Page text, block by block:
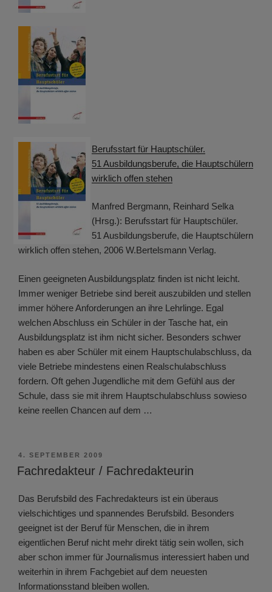
Berufsstart für Hauptschüler.
51 Ausbildungsberufe, die Hauptschülern
wirklich offen stehen
Manfred Bergmann, Reinhard Selka
(Hrsg.): Berufsstart für Hauptschüler.
51 Ausbildungsberufe, die Hauptschülern
wirklich offen stehen, 2006 W.Bertelsmann Verlag.
Einen geeigneten Ausbildungsplatz finden ist nicht leicht.
Immer weniger Betriebe sind bereit auszubilden und stellen
immer höhere Anforderungen an ihre Lehrlinge. Egal
welchen Abschluss ein Schüler in der Tasche hat, ein
Ausbildungsplatz ist ihm nicht sicher. Besonders schwer
haben es aber Schüler mit einem Hauptschulabschluss, da
viele Betriebe mindestens einen Realschulabschluss
fordern. Oft gehen Jugendliche mit dem Gefühl aus der
Schule, dass sie mit ihrem Hauptschulabschluss sowieso
keine reellen Chancen auf dem …
VERÖFFENTLICHT
AM
4. SEPTEMBER 2009
Fachredakteur / Fachredakteurin
Das Berufsbild des Fachredakteurs ist ein überaus
vielschichtiges und spannendes Berufsbild. Besonders
geeignet ist der Beruf für Menschen, die in ihrem
eigentlichen Beruf nicht mehr direkt tätig sein wollen, sich
aber schon immer für Journalismus interessiert haben und
weiterhin in ihrem Fachgebiet auf dem neuesten
Informationsstand bleiben wollen.